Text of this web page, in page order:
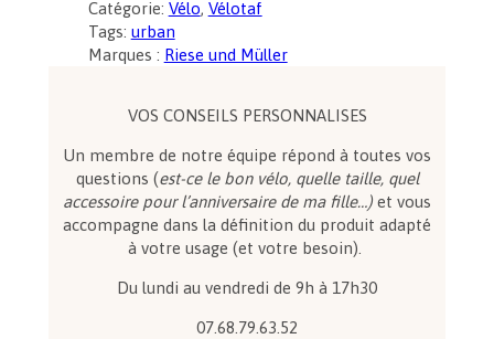
Catégorie: Vélo, Vélotaf
Tags: urban
Marques : Riese und Müller
VOS CONSEILS PERSONNALISES
Un membre de notre équipe répond à toutes vos
questions (est-ce le bon vélo, quelle taille, quel
accessoire pour l’anniversaire de ma fille…) et vous
accompagne dans la définition du produit adapté
à votre usage (et votre besoin).
Du lundi au vendredi de 9h à 17h30
07.68.79.63.52